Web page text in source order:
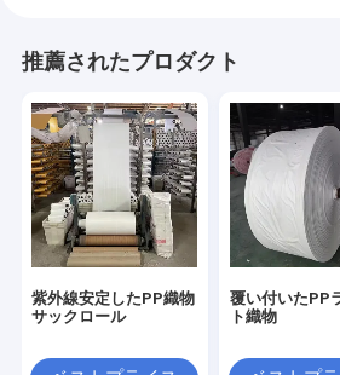
推薦されたプロダクト
紫外線安定したPP織物
サックロール
覆い付いたPP
ト織物